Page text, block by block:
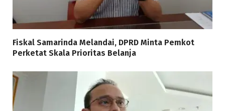
Fiskal Samarinda Melandai, DPRD Minta Pemkot
Perketat Skala Prioritas Belanja